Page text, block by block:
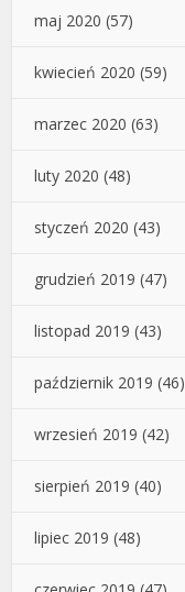
maj 2020 (57)
kwiecień 2020 (59)
marzec 2020 (63)
luty 2020 (48)
styczeń 2020 (43)
grudzień 2019 (47)
listopad 2019 (43)
październik 2019 (46)
wrzesień 2019 (42)
sierpień 2019 (40)
lipiec 2019 (48)